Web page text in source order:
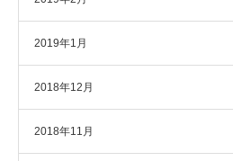
2019年1月
2018年12月
2018年11月